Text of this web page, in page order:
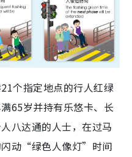
个指定地点的行人红绿
65岁并持有乐悠卡、长
八达通的人士，在过马
闪动“绿色人像灯”时间